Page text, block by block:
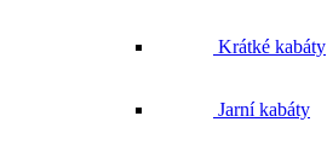
Krátké kabáty
Jarní kabáty